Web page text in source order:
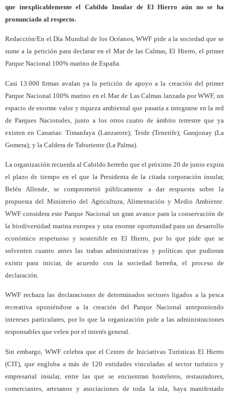
que inexplicablemente el Cabildo Insular de El Hierro aún no se ha
pronunciado al respecto.
Redacción/En el Día Mundial de los Océanos, WWF pide a la sociedad que se
sume a la petición para declarar en el Mar de las Calmas, El Hierro, el primer
Parque Nacional 100% marino de España.
Casi 13.000 firmas avalan ya la petición de apoyo a la creación del primer
Parque Nacional 100% marino en el Mar de Las Calmas lanzada por WWF, un
espacio de enorme valor y riqueza ambiental que pasaría a integrarse en la red
de Parques Nacionales, junto a los otros cuatro de ámbito terrestre que ya
existen en Canarias: Timanfaya (Lanzarote); Teide (Tenerife); Garajonay (La
Gomera); y la Caldera de Taburiente (La Palma).
La organización recuerda al Cabildo herreño que el próximo 20 de junio expira
el plazo de tiempo en el que la Presidenta de la citada corporación insular,
Belén Allende, se comprometió públicamente a dar respuesta sobre la
propuesta del Ministerio del Agricultura, Alimentación y Medio Ambiente.
WWF considera este Parque Nacional un gran avance para la conservación de
la biodiversidad marina europea y una enorme oportunidad para un desarrollo
económico respetuoso y sostenible en El Hierro, por lo que pide que se
solventen cuanto antes las trabas administrativas y políticas que pudieran
existir para iniciar, de acuerdo con la sociedad herreña, el proceso de
declaración.
WWF rechaza las declaraciones de determinados sectores ligados a la pesca
recreativa oponiéndose a la creación del Parque Nacional anteponiendo
intereses particulares, por lo que la organización pide a las administraciones
responsables que velen por el interés general.
Sin embargo, WWF celebra que el Centro de Iniciativas Turísticas El Hierro
(CIT), que engloba a más de 120 entidades vinculadas al sector turístico y
empresarial insular, entre las que se encuentran hosteleros, restauradores,
comerciantes, artesanos y asociaciones de toda la isla, haya manifestado